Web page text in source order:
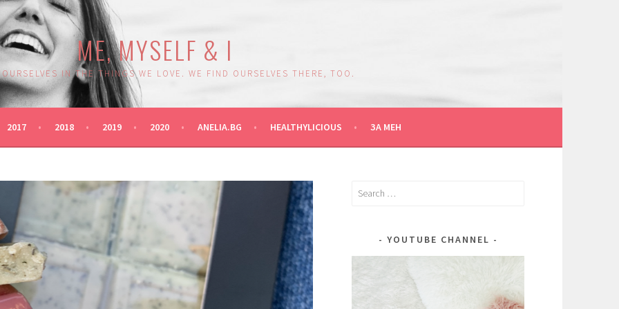
ME, MYSELF & I
IN THE THINGS WE LOVE. WE FIND OURSELVES THERE, TOO.
2017 2018 2019 2020 ANELIA.BG HEALTHYLICIOUS ЗА МЕН
Search
YOUTUBE CHANNEL